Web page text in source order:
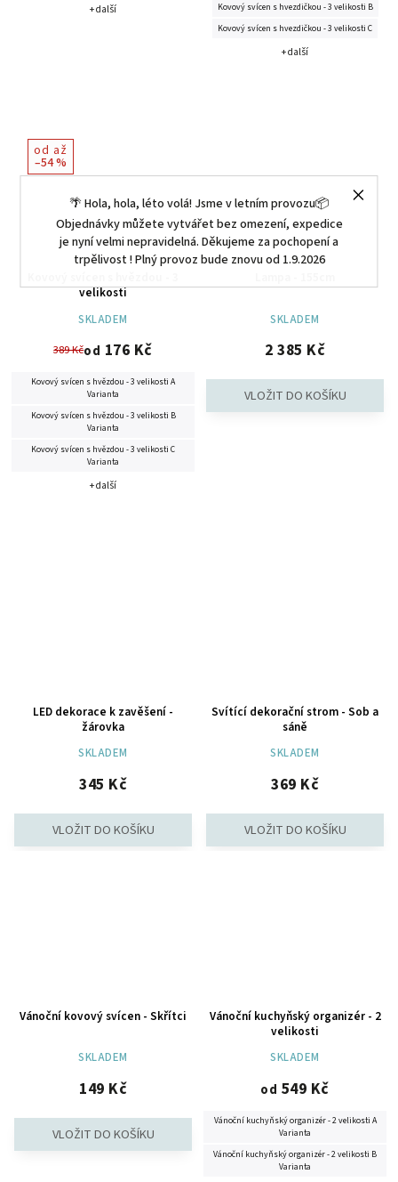
🌴 Hola, hola, léto volá! Jsme v letním provozu📦
Objednávky můžete vytvářet bez omezení, expedice
je nyní velmi nepravidelná. Děkujeme za pochopení a
trpělivost ! Plný provoz bude znovu od 1.9.2026
+ další
Kovový svícen s hvezdičkou - 3 velikosti B
Kovový svícen s hvezdičkou - 3 velikosti C
+ další
od až
–54 %
velikosti
SKLADEM
389 Kčod 176 Kč
Kovový svícen s hvězdou - 3 velikosti A
Varianta
Kovový svícen s hvězdou - 3 velikosti B
Varianta
Kovový svícen s hvězdou - 3 velikosti C
Varianta
+ další
SKLADEM
2 385 Kč
LED dekorace k zavěšení -
žárovka
SKLADEM
345 Kč
Svítící dekorační strom - Sob a
sáně
SKLADEM
369 Kč
Vánoční kovový svícen - Skřítci
SKLADEM
149 Kč
Vánoční kuchyňský organizér - 2
velikosti
SKLADEM
od 549 Kč
Vánoční kuchyňský organizér - 2 velikosti A
Varianta
Vánoční kuchyňský organizér - 2 velikosti B
Varianta